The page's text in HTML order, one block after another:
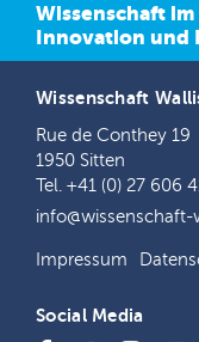
Wissenschaft
Innovation und
Wissenschaft
Rue de Conthey 19
1950 Sitten
Tel. +41 (0) 27 606
info@wissenschaft-
Impressum
Social Media